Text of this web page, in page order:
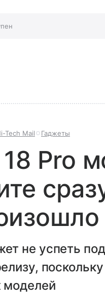
Tech Mail Гаджеты
Pro
не успеть
моделей